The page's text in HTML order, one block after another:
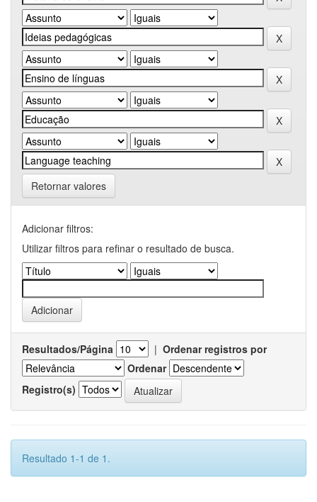
Retornar valores
Adicionar filtros:
Utilizar filtros para refinar o resultado de busca.
Resultados/Página | Ordenar registros por
Ordenar
Registro(s)
Resultado 1-1 de 1.